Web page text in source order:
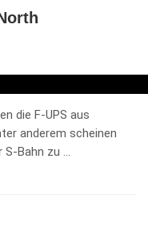
die F-UPS aus
anderem scheinen
Bahn zu …